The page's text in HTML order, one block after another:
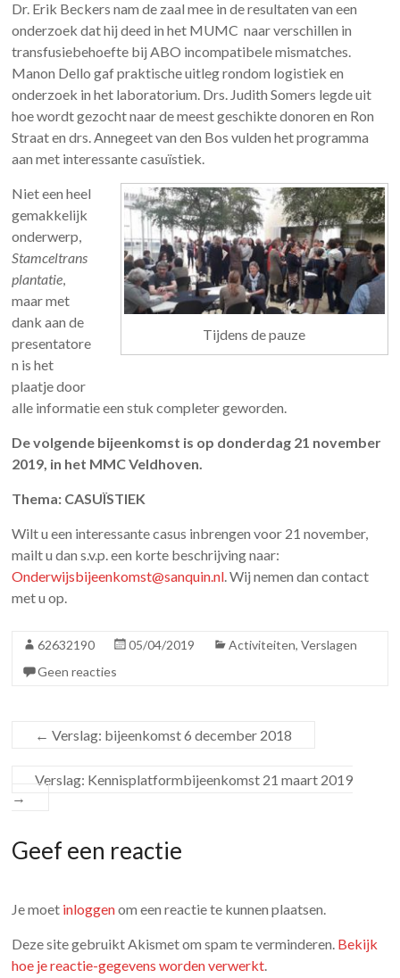
Dr. Erik Beckers nam de zaal mee in de resultaten van een
onderzoek dat hij deed in het MUMC naar verschillen in
transfusiebehoefte bij ABO incompatibele mismatches.
Manon Dello gaf praktische uitleg rondom logistiek en
onderzoek in het laboratorium. Drs. Judith Somers legde uit
hoe wordt gezocht naar de meest geschikte donoren en Ron
Straat en drs. Annegeet van den Bos vulden het programma
aan met interessante casuïstiek.
Tijdens de pauze
Niet een heel
gemakkelijk
onderwerp,
Stamceltrans
plantatie,
maar met
dank aan de
presentatore
n is het
plaatje door
alle informatie een stuk completer geworden.
De volgende bijeenkomst is op donderdag 21 november
2019, in het MMC Veldhoven.
Thema: CASUÏSTIEK
Wilt u een interessante casus inbrengen voor 21 november,
mailt u dan s.v.p. een korte beschrijving naar:
Onderwijsbijeenkomst@sanquin.nl. Wij nemen dan contact
met u op.
62632190 05/04/2019 Activiteiten,Verslagen
Geen reacties
← Verslag: bijeenkomst 6 december 2018
Verslag: Kennisplatformbijeenkomst 21 maart 2019
→
Geef een reactie
Je moet inloggenom een reactie te kunnen plaatsen.
Deze site gebruikt Akismet om spam te verminderen. Bekijk
hoe je reactie-gegevens worden verwerkt.